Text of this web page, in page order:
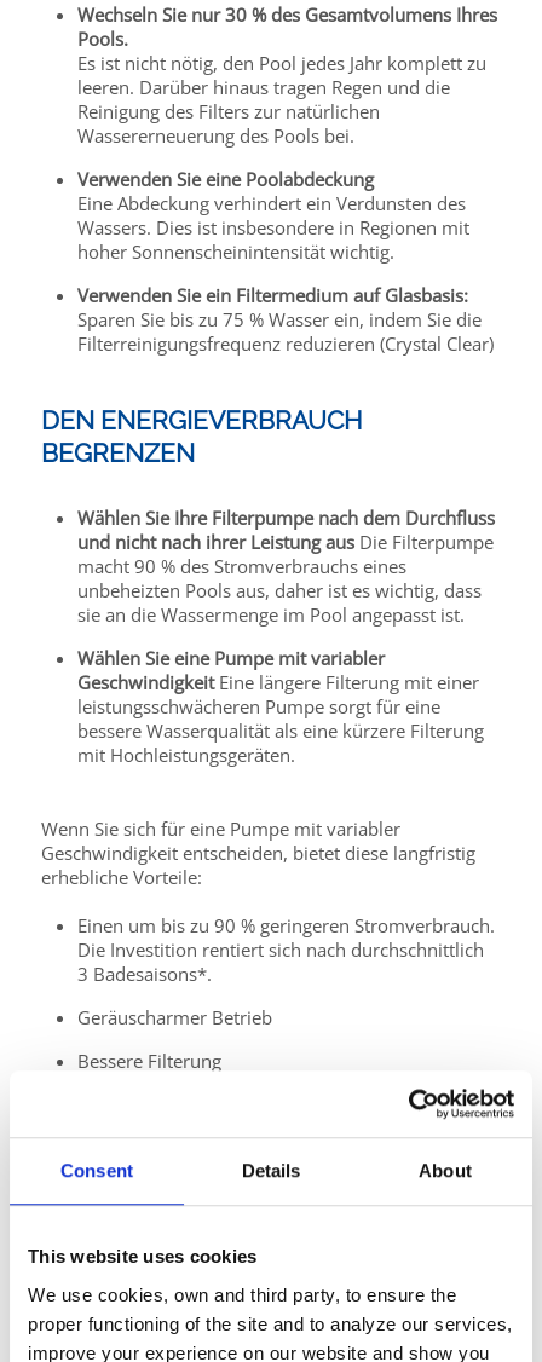
Consent Details About
This website uses cookies
We use cookies, own and third party, to ensure the
proper functioning of the site and to analyze our services,
improve your experience on our website and show you
Wechseln Sie nur 30 % des Gesamtvolumens Ihres
Pools.
Es ist nicht nötig, den Pool jedes Jahr komplett zu
leeren. Darüber hinaus tragen Regen und die
Reinigung des Filters zur natürlichen
Wassererneuerung des Pools bei.
Verwenden Sie eine Poolabdeckung
Eine Abdeckung verhindert ein Verdunsten des
Wassers. Dies ist insbesondere in Regionen mit
hoher Sonnenscheinintensität wichtig.
Verwenden Sie ein Filtermedium auf Glasbasis:
Sparen Sie bis zu 75 % Wasser ein, indem Sie die
Filterreinigungsfrequenz reduzieren (Crystal Clear)
DEN ENERGIEVERBRAUCH
BEGRENZEN
Wählen Sie Ihre Filterpumpe nach dem Durchfluss
und nicht nach ihrer Leistung aus Die Filterpumpe
macht 90 % des Stromverbrauchs eines
unbeheizten Pools aus, daher ist es wichtig, dass
sie an die Wassermenge im Pool angepasst ist.
Wählen Sie eine Pumpe mit variabler
Geschwindigkeit Eine längere Filterung mit einer
leistungsschwächeren Pumpe sorgt für eine
bessere Wasserqualität als eine kürzere Filterung
mit Hochleistungsgeräten.
Wenn Sie sich für eine Pumpe mit variabler
Geschwindigkeit entscheiden, bietet diese langfristig
erhebliche Vorteile:
Einen um bis zu 90 % geringeren Stromverbrauch.
Die Investition rentiert sich nach durchschnittlich
3 Badesaisons*.
Geräuscharmer Betrieb
Bessere Filterung
Filtergeschwindigkeit an die Sauberkeit und die
Nutzung Ihres Pools anpassen. So reduzieren Sie
Pools zu treffen,berechnen Sie die Einsparungen, die
Sie mit -Pumpen mit variabler Geschwindigkeit
erzielen können: